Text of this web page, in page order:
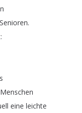
Senioren.
:
Menschen
eine leichte